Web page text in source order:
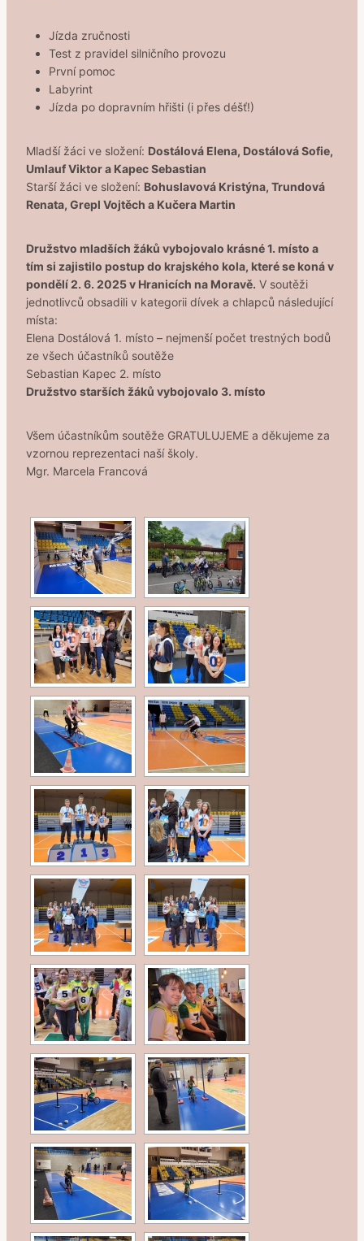
Jízda zručnosti
Test z pravidel silničního provozu
První pomoc
Labyrint
Jízda po dopravním hřišti (i přes déšť!)
Mladší žáci ve složení: Dostálová Elena, Dostálová Sofie,
Umlauf Viktor a Kapec Sebastian
Starší žáci ve složení: Bohuslavová Kristýna, Trundová
Renata, Grepl Vojtěch a Kučera Martin
Družstvo mladších žáků vybojovalo krásné 1. místo a
tím si zajistilo postup do krajského kola, které se koná v
pondělí 2. 6. 2025 v Hranicích na Moravě. V soutěži
jednotlivců obsadili v kategorii dívek a chlapců následující
místa:
Elena Dostálová 1. místo – nejmenší počet trestných bodů
ze všech účastníků soutěže
Sebastian Kapec 2. místo
Družstvo starších žáků vybojovalo 3. místo
Všem účastníkům soutěže GRATULUJEME a děkujeme za
vzornou reprezentaci naší školy.
Mgr. Marcela Francová